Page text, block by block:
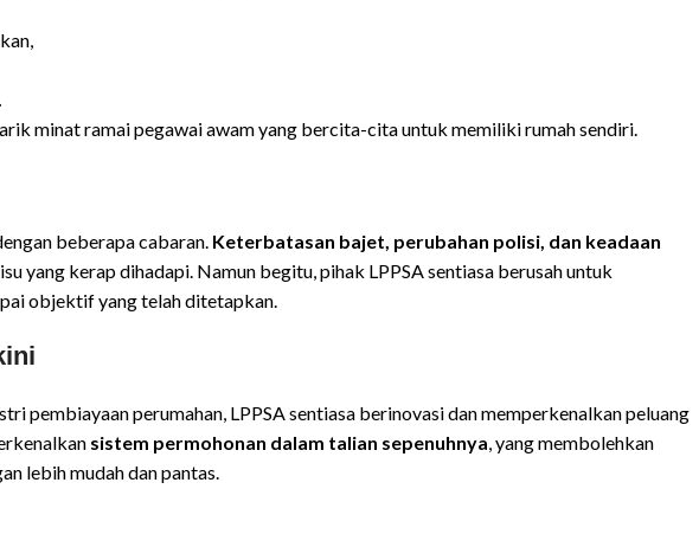
minat ramai pegawai awam yang bercita-cita untuk memiliki rumah sendiri.
beberapa cabaran. Keterbatasan bajet, perubahan polisi, dan keadaan
yang kerap dihadapi. Namun begitu, pihak LPPSA sentiasa berusah untuk
objektif yang telah ditetapkan.
pembiayaan perumahan, LPPSA sentiasa berinovasi dan memperkenalkan peluang
sistem permohonan dalam talian sepenuhnya, yang membolehkan
lebih mudah dan pantas.